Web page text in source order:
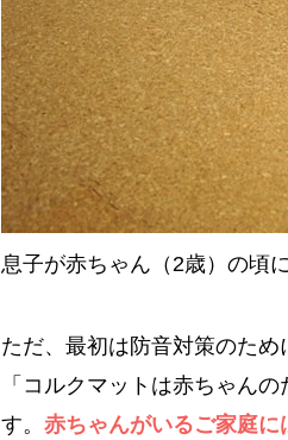
息子が赤ちゃん（2歳）の頃
ただ、最初は防音対策のた
「コルクマットは赤ちゃん
す。 赤ちゃんがいるご家庭に